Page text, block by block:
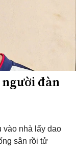
đàn
vào nhà lấy dao
sân rồi tử